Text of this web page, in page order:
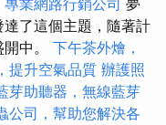
專業網路行銷公司 夢
了這個主題，隨著計
中。 下午茶外燴，
提升空氣品質 辦護照
芽助聽器，無線藍芽
公司，幫助您解決各